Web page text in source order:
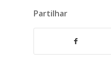
Partilhar